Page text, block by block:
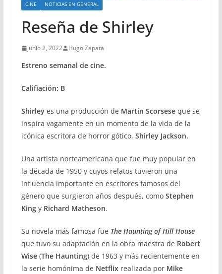
CINE NOTICIAS EN GENERAL
Reseña de Shirley
junio 2, 2022 Hugo Zapata
Estreno semanal de cine.
Califiación: B
Shirleyes una producción de Martin Scorseseque se
inspira vagamente en un momento de la vida de la
icónica escritora de horror gótico, Shirley Jackson.
Una artista norteamericana que fue muy popular en
la década de 1950 y cuyos relatos tuvieron una
influencia importante en escritores famosos del
género que surgieron años después, como Stephen
Kingy Richard Matheson.
Su novela más famosa fue The Haunting of Hill House
que tuvo su adaptación en la obra maestra de Robert
Wise(The Haunting) de 1963 y más recientemente en
la serie homónima de Netflixrealizada porMike